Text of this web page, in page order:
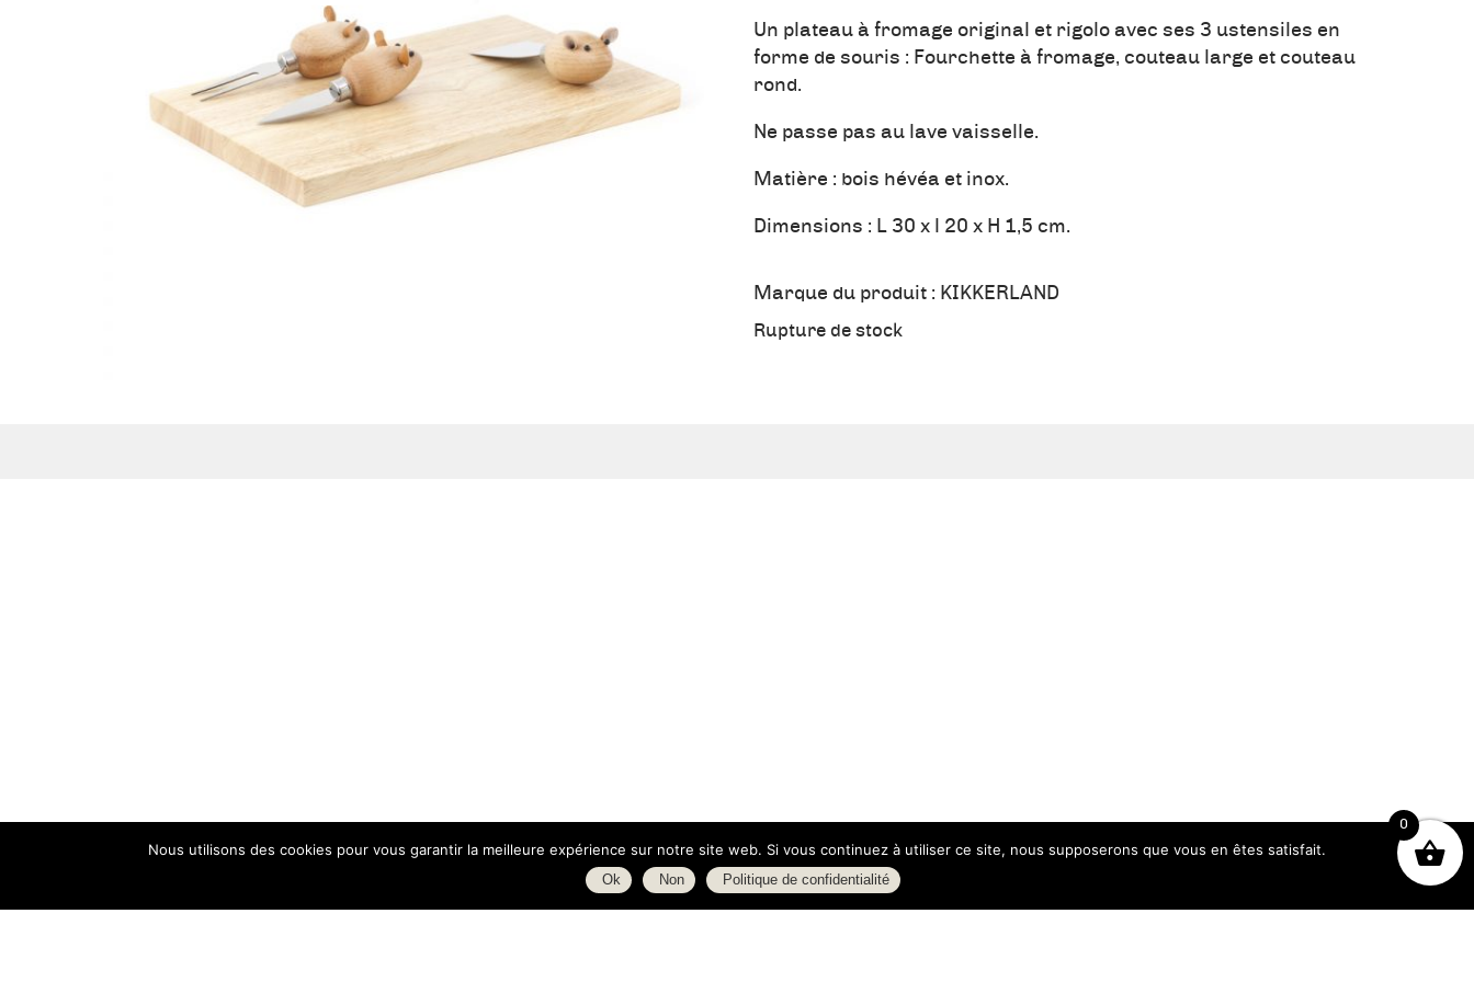
Un plateau à fromage original et rigolo avec ses 3 ustensiles en
forme de souris : Fourchette à fromage, couteau large et couteau
rond.
Ne passe pas au lave vaisselle.
Matière : bois hévéa et inox.
Dimensions : L 30 x l 20 x H 1,5 cm.
Marque du produit : KIKKERLAND
Rupture de stock
0
Nous utilisons des cookies pour vous garantir la meilleure expérience sur notre site web. Si vous continuez à utiliser ce site, nous supposerons que vous en êtes satisfait.
Ok Non Politique de confidentialité